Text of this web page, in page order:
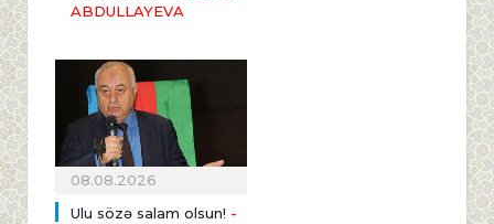
ABDULLAYEVA
08.08.2026
Ulu sözə salam olsun! -